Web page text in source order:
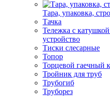
Тара, упаковка,
Тачка
Тележка с
устройство
Тиски слесарные
Топор
Торцевой гаечный
Тройник для труб
Трубогиб
Труборез